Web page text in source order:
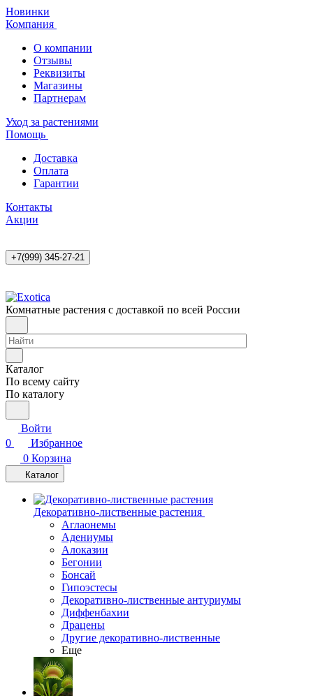
Новинки
Компания
О компании
Отзывы
Реквизиты
Магазины
Партнерам
Уход за растениями
Помощь
Доставка
Оплата
Гарантии
Контакты
Акции
+7(999) 345-27-21
Комнатные растения с доставкой по всей России
Каталог
По всему сайту
По каталогу
Войти
0
Избранное
0 Корзина
Каталог
Декоративно-лиственные растения
Аглаонемы
Адениумы
Алоказии
Бегонии
Бонсай
Гипоэстесы
Декоративно-лиственные антуриумы
Диффенбахии
Драцены
Другие декоративно-лиственные
Еще